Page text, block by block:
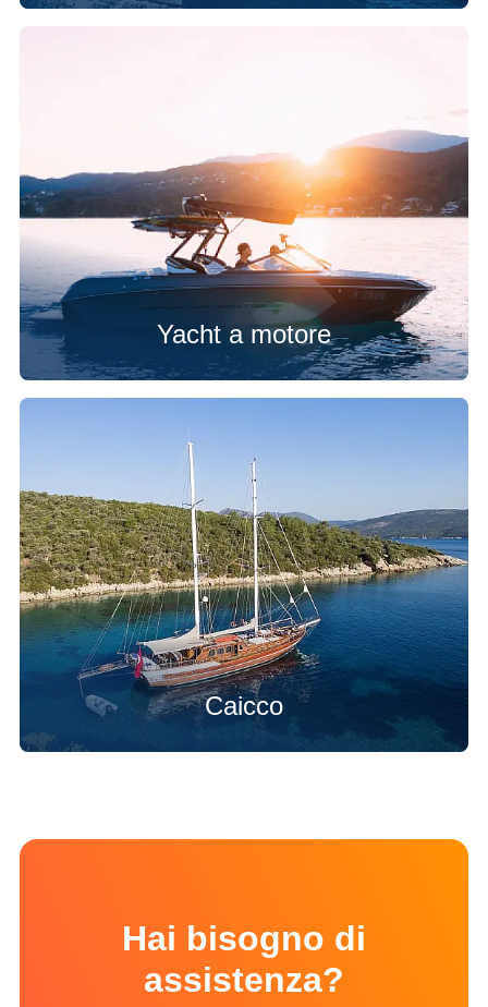
Yacht a motore
Caicco
Hai bisogno di
assistenza?